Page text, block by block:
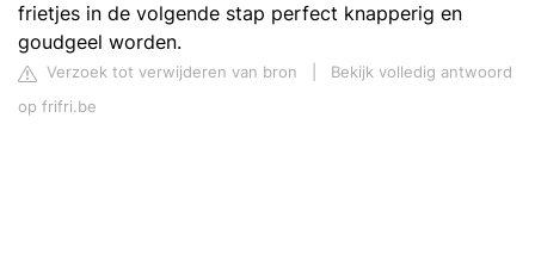
frietjes in de volgende stap perfect knapperig en
goudgeel worden.
Verzoek tot verwijderen van bron
Bekijk volledig antwoord
op frifri.be